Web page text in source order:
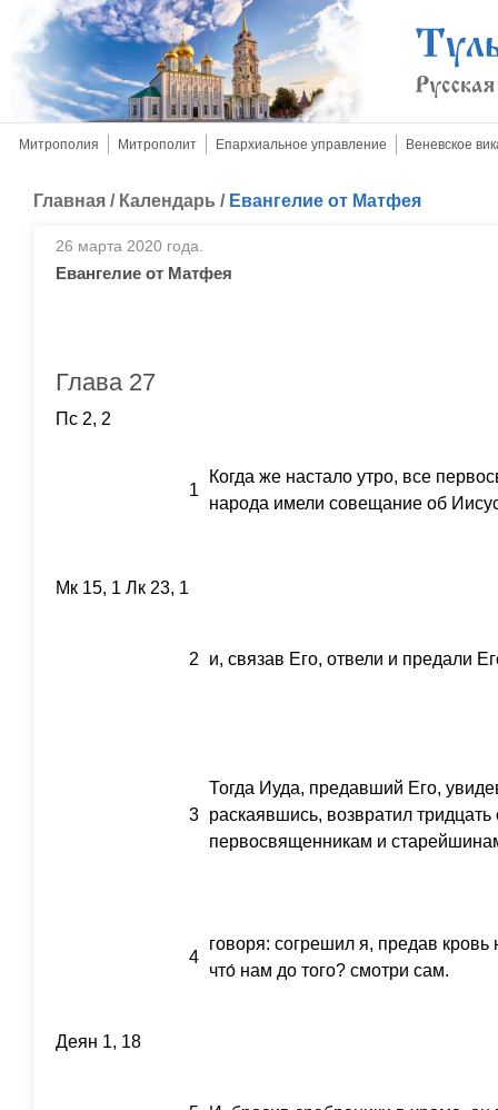
Митрополия Митрополит Епархиальное управление Веневское
Главная / Календарь / Евангелие от Матфея
26 марта 2020 года.
Евангелие от Матфея
Глава 27
Пс 2, 2
1
Когда же настало утро, все
народа имели совещание об
Мк 15, 1 Лк 23, 1
2 и, связав Его, отвели и предали
3
Тогда Иуда, предавший Его,
раскаявшись, возвратил тридцать
первосвященникам и
4
говоря: согрешил я, предав
что́ нам до того? смотри сам.
Деян 1, 18